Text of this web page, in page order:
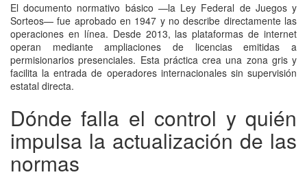
El documento normativo básico —la Ley Federal de Juegos y
Sorteos— fue aprobado en 1947 y no describe directamente las
operaciones en línea. Desde 2013, las plataformas de internet
operan mediante ampliaciones de licencias emitidas a
permisionarios presenciales. Esta práctica crea una zona gris y
facilita la entrada de operadores internacionales sin supervisión
estatal directa.
Dónde falla el control y quién
impulsa la actualización de las
normas